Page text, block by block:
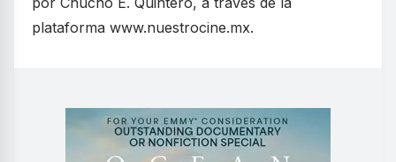
plataforma www.nuestrocine.mx.